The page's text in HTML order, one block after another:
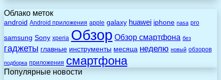
Облако меток
android Android приложения apple galaxy huawei iphone nasa pro
samsung Sony xperia Обзор Обзор смартфона без
гаджеты главные инструменты месяца неделю новый обзоров
подборка приложения смартфона
Популярные новости